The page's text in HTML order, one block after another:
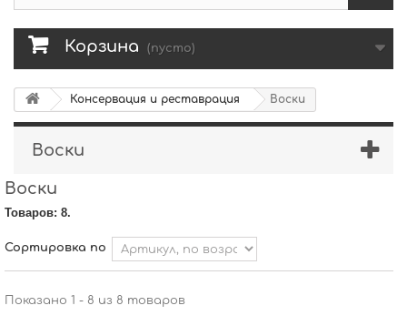
Корзина (пусто)
Консервация и реставрация Воски
Воски
Воски
Товаров: 8.
Сортировка по
Показано 1 - 8 из 8 товаров